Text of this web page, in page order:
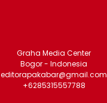
Graha Media Center
Bogor - Indonesia
editorapakabar@gmail.com
+6285315557788